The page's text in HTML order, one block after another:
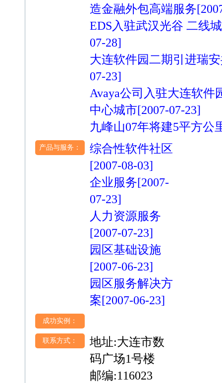
造金融外包高端服务
EDS入驻武汉光谷 二线
07-28]
大连软件园二期引进瑞
07-23]
Avaya公司入驻大连软件
中心城市[2007-07-23]
九峰山07年将建5平方公
产品与服务：
综合性软件社区
[2007-08-03]
企业服务[2007-
07-23]
人力资源服务
[2007-07-23]
园区基础设施
[2007-06-23]
园区服务解决方
案[2007-06-23]
成功实例：
联系方式：
地址:大连市数
码广场1号楼
邮编:116023